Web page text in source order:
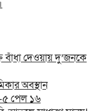
বাঁধা দেওয়ায় দু’জনকে
অবস্থান
৫ পেল ১৬